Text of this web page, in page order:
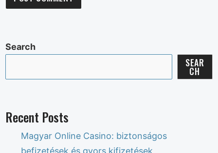
Search
SEAR
CH
Recent Posts
Magyar Online Casino: biztonságos
befizetések és gyors kifizetések